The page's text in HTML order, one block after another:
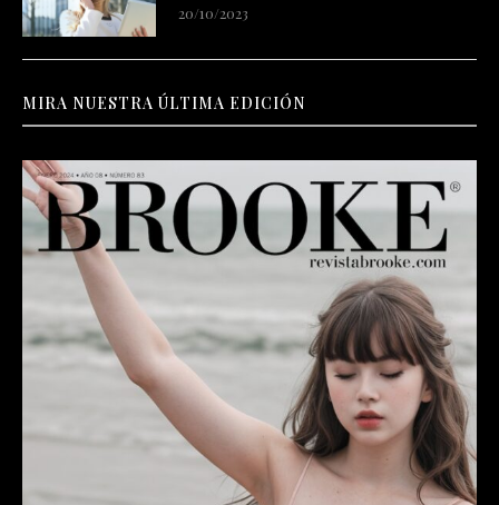
20/10/2023
MIRA NUESTRA ÚLTIMA EDICIÓN